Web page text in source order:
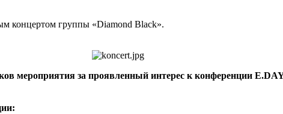
концертом группы «Diamond Black».
мероприятия за проявленный интерес к конференции